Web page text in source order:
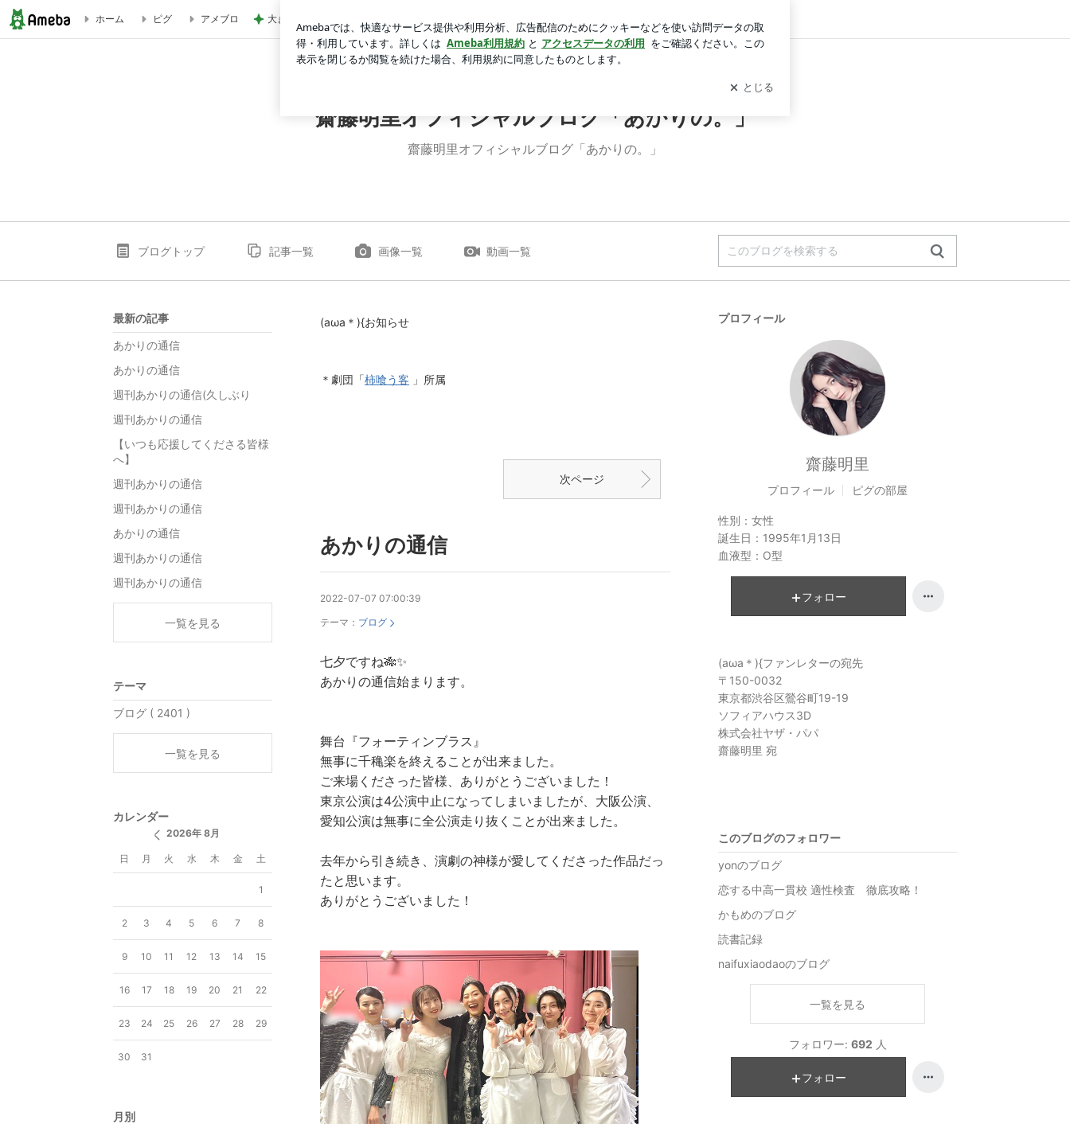
ホーム ピグ アメブロ 大きく変わっていた母校の方面 ログイン
齋藤明里オフィシャルブログ「あかりの。」
齋藤明里オフィシャルブログ「あかりの。」
ブログトップ 記事一覧 画像一覧 動画一覧
(aωa＊){お知らせ
＊劇団「柿喰う客 」所属
次ページ
あかりの通信
2022-07-07 07:00:39
テーマ： ブログ
七夕ですね🎋✨
あかりの通信始まります。
舞台『フォーティンブラス』
無事に千穐楽を終えることが出来ました。
ご来場くださった皆様、ありがとうございました！
東京公演は4公演中止になってしまいましたが、大阪公演、
愛知公演は無事に全公演走り抜くことが出来ました。
去年から引き続き、演劇の神様が愛してくださった作品だっ
たと思います。
ありがとうございました！
プロフィール
齋藤明里
プロフィール ピグの部屋
性別： 女性
誕生日： 1995年1月13日
血液型： O型
フォロー
(aωa＊){ファンレターの宛先
〒150-0032
東京都渋谷区鶯谷町19-19
ソフィアハウス3D
株式会社ヤザ・パパ
齋藤明里 宛
このブログのフォロワー
yonのブログ
恋する中高一貫校 適性検査 徹底攻略！
かもめのブログ
読書記録
naifuxiaodaoのブログ
一覧を見る
フォロワー: 692 人
フォロー
最新の記事
あかりの通信
あかりの通信
週刊あかりの通信(久しぶり
週刊あかりの通信
【いつも応援してくださる皆様
へ】
週刊あかりの通信
週刊あかりの通信
あかりの通信
週刊あかりの通信
週刊あかりの通信
一覧を見る
テーマ
ブログ ( 2401 )
一覧を見る
カレンダー
2026年 8月
日 月 火 水 木 金 土
1
2 3 4 5 6 7 8
9 10 11 12 13 14 15
16 17 18 19 20 21 22
23 24 25 26 27 28 29
30 31
月別